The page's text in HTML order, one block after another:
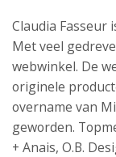
Claudia Fasseur
Met veel
webwinkel. De
originele
overname van
geworden.
+ Anais, O.B.